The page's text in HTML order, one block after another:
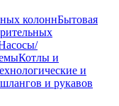
колоннБытовая
Котлы и
и
и рукавов